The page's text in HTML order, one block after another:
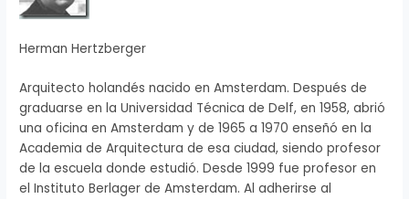
Herman Hertzberger
Arquitecto holandés nacido en Amsterdam. Después de
graduarse en la Universidad Técnica de Delf, en 1958, abrió
una oficina en Amsterdam y de 1965 a 1970 enseñó en la
Academia de Arquitectura de esa ciudad, siendo profesor
de la escuela donde estudió. Desde 1999 fue profesor en
el Instituto Berlager de Amsterdam. Al adherirse al